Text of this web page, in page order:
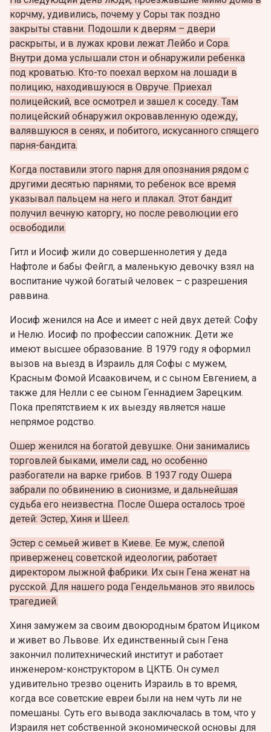
корчму, удивились, почему у Соры так поздно
закрыты ставни. Подошли к дверям – двери
раскрыты, и в лужах крови лежат Лейбо и Сора.
Внутри дома услышали стон и обнаружили ребенка
под кроватью. Кто-то поехал верхом на лошади в
полицию, находившуюся в Овруче. Приехал
полицейский, все осмотрел и зашел к соседу. Там
полицейский обнаружил окровавленную одежду,
валявшуюся в сенях, и побитого, искусанного спящего
парня-бандита.
Когда поставили этого парня для опознания рядом с
другими десятью парнями, то ребенок все время
указывал пальцем на него и плакал. Этот бандит
получил вечную каторгу, но после революции его
освободили.
Гитл и Иосиф жили до совершеннолетия у деда
Нафтоле и бабы Фейгл, а маленькую девочку взял на
воспитание чужой богатый человек – с разрешения
раввина.
Иосиф женился на Асе и имеет с ней двух детей: Софу
и Нелю. Иосиф по профессии сапожник. Дети же
имеют высшее образование. В 1979 году я оформил
вызов на выезд в Израиль для Софы с мужем,
Красным Фомой Исааковичем, и с сыном Евгением, а
также для Нелли с ее сыном Геннадием Зарецким.
Пока препятствием к их выезду является наше
непрямое родство.
Ошер женился на богатой девушке. Они занимались
торговлей быками, имели сад, но особенно
разбогатели на варке грибов. В 1937 году Ошера
забрали по обвинению в сионизме, и дальнейшая
судьба его неизвестна. После Ошера осталось трое
детей: Эстер, Хиня и Шеел.
Эстер с семьей живет в Киеве. Ее муж, слепой
приверженец советской идеологии, работает
директором лыжной фабрики. Их сын Гена женат на
русской. Для нашего рода Гендельманов это явилось
трагедией.
Хиня замужем за своим двоюродным братом Ициком
и живет во Львове. Их единственный сын Гена
закончил политехнический институт и работает
инженером-конструктором в ЦКТБ. Он сумел
удивительно трезво оценить Израиль в то время,
когда все советские евреи были на нем чуть ли не
помешаны. Суть его вывода заключалась в том, что у
Израиля нет собственной экономической основы для